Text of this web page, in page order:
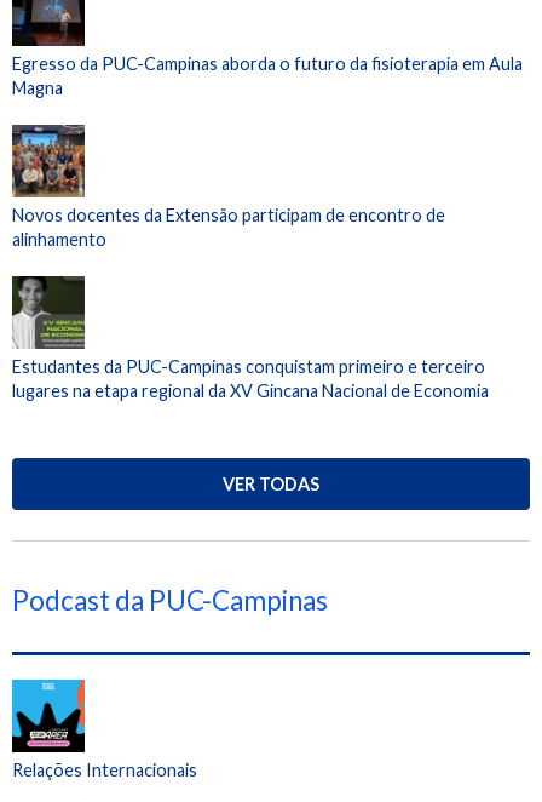
Egresso da PUC-Campinas aborda o futuro da fisioterapia em Aula
Magna
Novos docentes da Extensão participam de encontro de
alinhamento
Estudantes da PUC-Campinas conquistam primeiro e terceiro
lugares na etapa regional da XV Gincana Nacional de Economia
VER TODAS
Podcast da PUC-Campinas
Relações Internacionais